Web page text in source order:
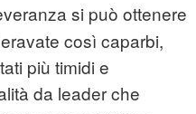
si può ottenere
così caparbi,
più timidi e
da leader che